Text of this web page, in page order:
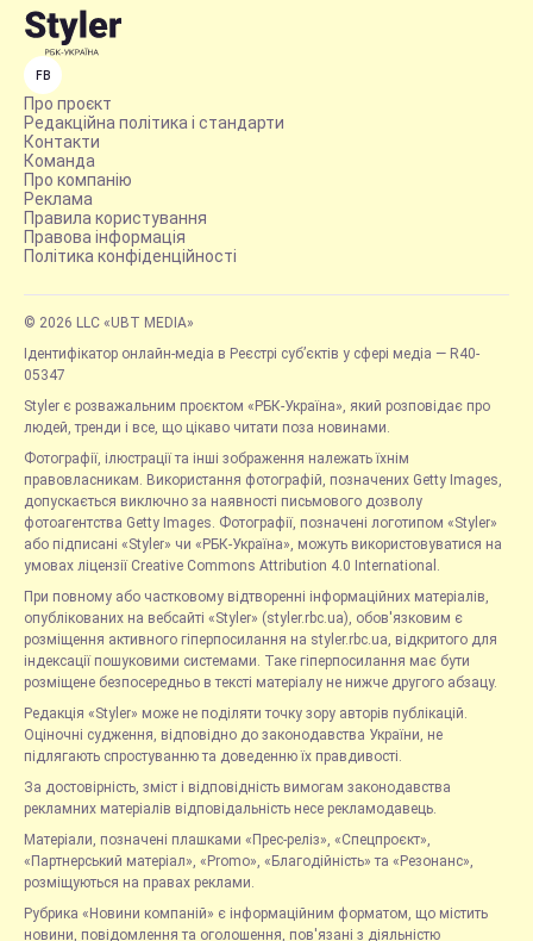
FB
Про проєкт
Редакційна політика і стандарти
Контакти
Команда
Про компанію
Реклама
Правила користування
Правова інформація
Політика конфіденційності
© 2026 LLC «UBT MEDIA»
Ідентифікатор онлайн-медіа в Реєстрі суб’єктів у сфері медіа — R40-
05347
Styler є розважальним проєктом «РБК-Україна», який розповідає про
людей, тренди і все, що цікаво читати поза новинами.
Фотографії, ілюстрації та інші зображення належать їхнім
правовласникам. Використання фотографій, позначених Getty Images,
допускається виключно за наявності письмового дозволу
фотоагентства Getty Images. Фотографії, позначені логотипом «Styler»
або підписані «Styler» чи «РБК-Україна», можуть використовуватися на
умовах ліцензії Creative Commons Attribution 4.0 International.
При повному або частковому відтворенні інформаційних матеріалів,
опублікованих на вебсайті «Styler» (styler.rbc.ua), обов'язковим є
розміщення активного гіперпосилання на styler.rbc.ua, відкритого для
індексації пошуковими системами. Таке гіперпосилання має бути
розміщене безпосередньо в тексті матеріалу не нижче другого абзацу.
Редакція «Styler» може не поділяти точку зору авторів публікацій.
Оціночні судження, відповідно до законодавства України, не
підлягають спростуванню та доведенню їх правдивості.
За достовірність, зміст і відповідність вимогам законодавства
рекламних матеріалів відповідальність несе рекламодавець.
Матеріали, позначені плашками «Прес-реліз», «Спецпроєкт»,
«Партнерський матеріал», «Promo», «Благодійність» та «Резонанс»,
розміщуються на правах реклами.
Рубрика «Новини компаній» є інформаційним форматом, що містить
новини, повідомлення та оголошення, пов'язані з діяльністю